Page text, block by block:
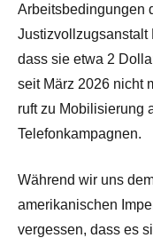
Arbeitsbedingungen
Justizvollzugsanstalt
dass sie etwa 2
seit März 2026 nicht
ruft zu Mobilisierung
Telefonkampagnen.
Während wir uns
amerikanischen
vergessen, dass es